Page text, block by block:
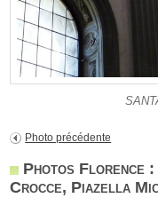
Photo précédente
Photos Florence
Crocce, Piazella